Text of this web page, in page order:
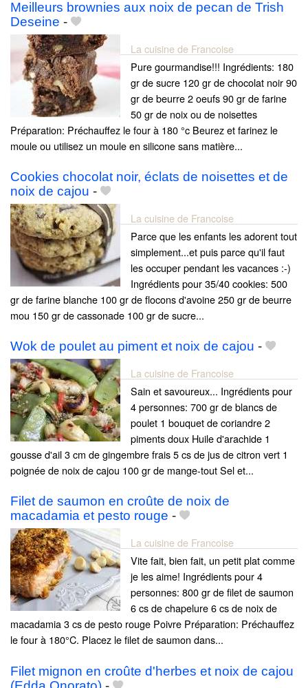
Meilleurs brownies aux noix de pecan de Trish
Deseine -
La cuisine de Francoise
Pure gourmandise!!! Ingrédients: 180
gr de sucre 120 gr de chocolat noir 90
gr de beurre 2 oeufs 90 gr de farine
50 gr de noix ou de noisettes
Préparation: Préchauffez le four à 180 °c Beurez et farinez le
moule ou utilisez un moule en silicone sans matière...
Cookies chocolat noir, éclats de noisettes et de
noix de cajou -
La cuisine de Francoise
Parce que les enfants les adorent tout
simplement...et puis parce qu'il faut
les occuper pendant les vacances :-)
Ingrédients pour 35/40 cookies: 500
gr de farine blanche 100 gr de flocons d'avoine 250 gr de beurre
mou 150 gr de cassonade 100 gr de sucre...
Wok de poulet au piment et noix de cajou -
La cuisine de Francoise
Sain et savoureux... Ingrédients pour
4 personnes: 700 gr de blancs de
poulet 1 bouquet de coriandre 2
piments doux Huile d'arachide 1
gousse d'ail 3 cm de gingembre frais 5 cs de jus de citron vert 1
poignée de noix de cajou 100 gr de mange-tout Sel et...
Filet de saumon en croûte de noix de
macadamia et pesto rouge -
La cuisine de Francoise
Vite fait, bien fait, un petit plat comme
je les aime! Ingrédients pour 4
personnes: 800 gr de filet de saumon
6 cs de chapelure 6 cs de noix de
macadamia 3 cs de pesto rouge Poivre Préparation: Préchauffez
le four à 180°C. Placez le filet de saumon dans...
Filet mignon en croûte d'herbes et noix de cajou